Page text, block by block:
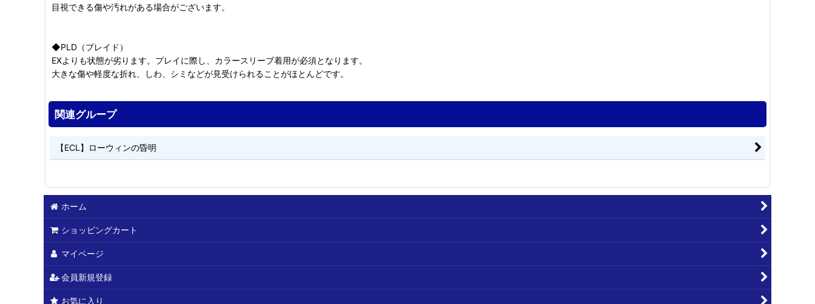
目視できる傷や汚れがある場合がございます。
◆PLD（プレイド）
EXよりも状態が劣ります。プレイに際し、カラースリーブ着用が必須となります。
大きな傷や軽度な折れ、しわ、シミなどが見受けられることがほとんどです。
関連グループ
【ECL】ローウィンの昏明
ホーム
ショッピングカート
マイページ
会員新規登録
お気に入り